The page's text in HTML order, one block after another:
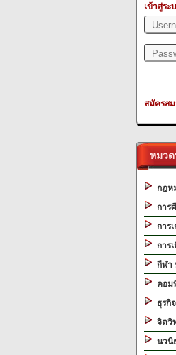
เข้าสู่ร
สมัครส
หมว
กฎห
การ
การ
การ
กีฬา
คอม
ธุรกิ
จิตวิ
นวนิ